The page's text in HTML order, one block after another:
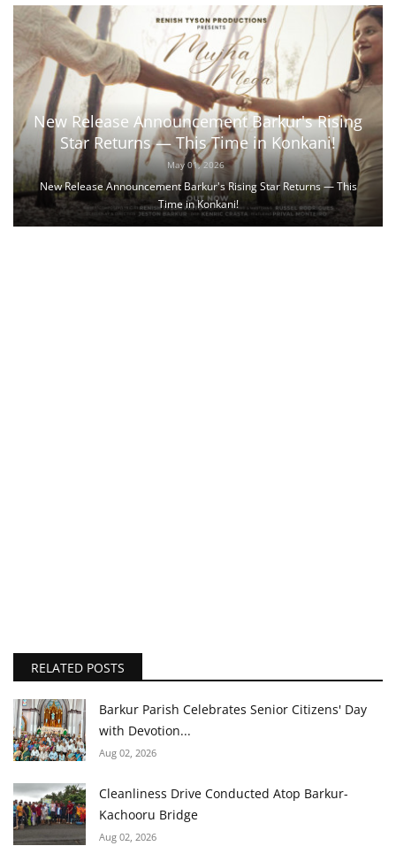
New Release Announcement Barkur's Rising
Star Returns — This Time in Konkani!
May 01, 2026
New Release Announcement Barkur's Rising Star Returns — This
Time in Konkani!
RELATED POSTS
Barkur Parish Celebrates Senior Citizens' Day
with Devotion...
Aug 02, 2026
Cleanliness Drive Conducted Atop Barkur-
Kachooru Bridge
Aug 02, 2026